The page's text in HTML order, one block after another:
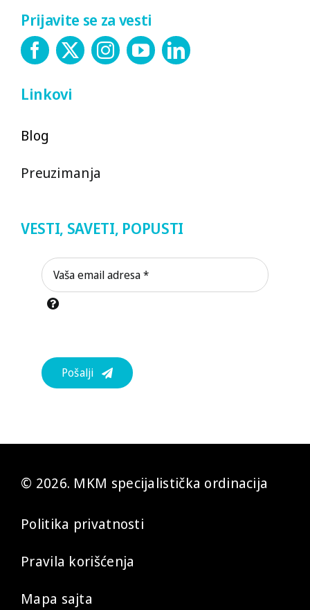
Prijavite se za vesti
Linkovi
Blog
Preuzimanja
VESTI, SAVETI, POPUSTI
Pošalji
© 2026. MKM specijalistička ordinacija
Politika privatnosti
Pravila korišćenja
Mapa sajta